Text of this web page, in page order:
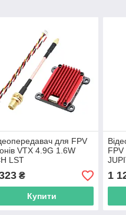
для FPV
VTX 4.9G 1.6W
LST
₴
Купити
FPV
1